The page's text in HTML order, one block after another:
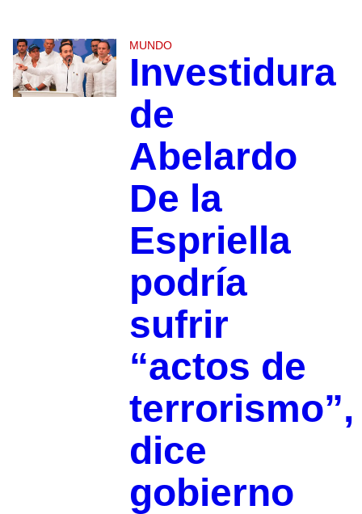
MUNDO
Investidura
de
Abelardo
De la
Espriella
podría
sufrir
“actos de
terrorismo”,
dice
gobierno